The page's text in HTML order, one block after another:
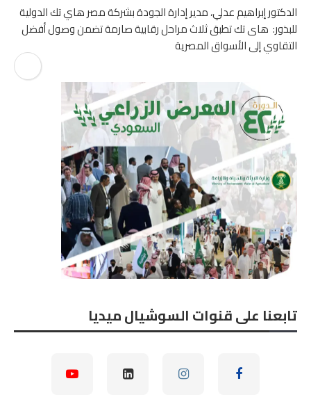
الدكتور إبراهيم عدلي، مدير إدارة الجودة بشركة مصر هاي تك الدولية
للبذور: هاى تك تطبق ثلاث مراحل رقابية صارمة تضمن وصول أفضل
التقاوي إلى الأسواق المصرية
تابعنا على قنوات السوشيال ميديا